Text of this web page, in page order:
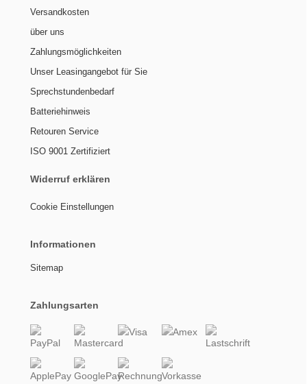
Versandkosten
über uns
Zahlungsmöglichkeiten
Unser Leasingangebot für Sie
Sprechstundenbedarf
Batteriehinweis
Retouren Service
ISO 9001 Zertifiziert
Widerruf erklären
Cookie Einstellungen
Informationen
Sitemap
Zahlungsarten